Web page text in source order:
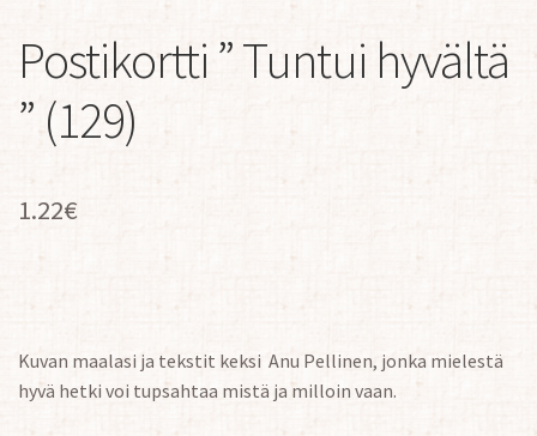
Postikortti ” Tuntui hyvältä
” (129)
1.22€
Kuvan maalasi ja tekstit keksi Anu Pellinen, jonka mielestä
hyvä hetki voi tupsahtaa mistä ja milloin vaan.